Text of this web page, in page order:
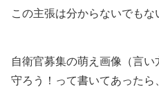
この主張は分からないでもな
自衛官募集の萌え画像（言
守ろう！って書いてあった